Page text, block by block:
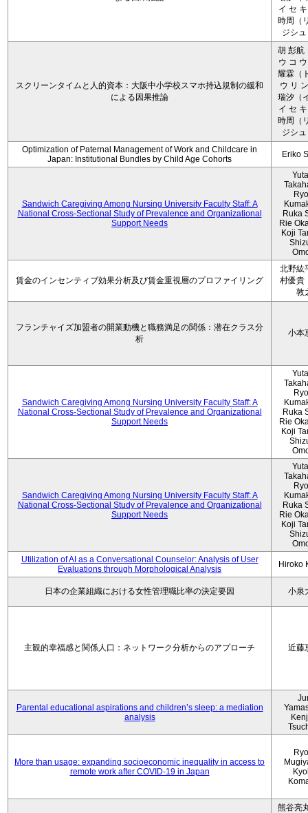
イ セ
時周（
ジシ
スクリーンタイムと人的資本：大阪中小学校スマホ持込規制の緩和
による因果推論
胡 彭航
ウ コ
耀霖（
ウ リ
瑞汐（
イ セ
時周（
ジシ
Optimization of Paternal Management of Work and Childcare in
Japan: Institutional Bundles by Child Age Cohorts
Eriko
Sandwich Caregiving Among Nursing University Faculty Staff: A
National Cross-Sectional Study of Prevalence and Organizational
Support Needs
Ruka
Rie
Koji
賃金のインセンティブ効果分析及び賃金重視層のプロファイリング
北野紘
村優貴
敦
フランチャイズ加盟者の開業動機と職務満足の関係：潜在クラス分
析
小本
Sandwich Caregiving Among Nursing University Faculty Staff: A
National Cross-Sectional Study of Prevalence and Organizational
Support Needs
Ruka
Rie
Koji
Sandwich Caregiving Among Nursing University Faculty Staff: A
National Cross-Sectional Study of Prevalence and Organizational
Support Needs
Ruka
Rie
Koji
Utilization of AI as a Conversational Counselor: Analysis of User
Evaluations through Morphological Analysis
Hiroko
日本の企業組織における女性管理職比率の決定要因 小泉
主観的幸福感と関係人口：ネットワーク分析からのアプローチ 近藤
Parental educational aspirations and children’s sleep: a mediation
analysis
More than usage: expanding socioeconomic inequality in access to
remote work after COVID-19 in Japan
熊谷亮